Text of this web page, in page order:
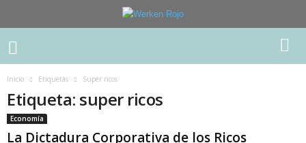
Inicio Etiquetas Super ricos
Etiqueta: super ricos
Economía
La Dictadura Corporativa de los Ricos